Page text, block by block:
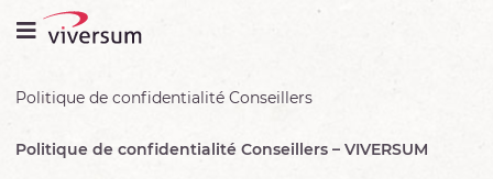
Politique de confidentialité Conseillers
Politique de confidentialité Conseillers – VIVERSUM